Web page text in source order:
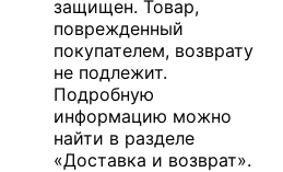
защищен. Товар,
поврежденный
покупателем, возврату
не подлежит.
Подробную
информацию можно
найти в разделе
«Доставка и возврат».